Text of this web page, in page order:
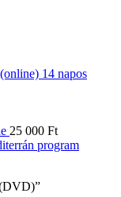
14 napos
25 000 Ft
program